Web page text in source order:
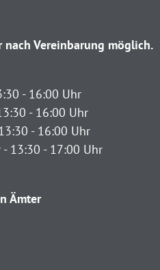
Vereinbarung möglich.
- 16:00 Uhr
- 16:00 Uhr
- 16:00 Uhr
13:30 - 17:00 Uhr
Ämter